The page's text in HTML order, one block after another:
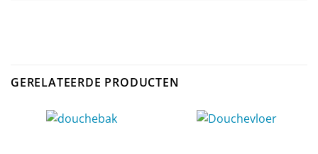
GERELATEERDE PRODUCTEN